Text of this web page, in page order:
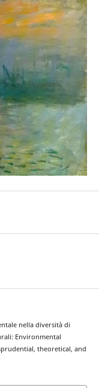
nella diversità di
Environmental
theoretical, and